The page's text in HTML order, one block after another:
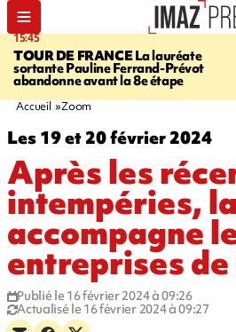
15:45
TOUR DE FRANCELa lauréate
sortante Pauline Ferrand-Prévot
abandonne avant la 8e étape
Accueil Zoom
Les 19 et 20 février 2024
Après les
intempéries,
accompagne
entreprises
Publié le 16 février 2024 à 09:26
Actualisé le 16 février 2024 à 09:27